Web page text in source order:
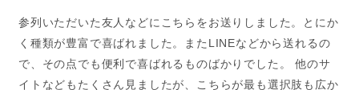
参列いただいた友人などにこちらをお送りしました。とにか
く種類が豊富で喜ばれました。またLINEなどから送れるの
で、その点でも便利で喜ばれるものばかりでした。 他のサ
イトなどもたくさん見ましたが、こちらが最も選択肢も広か